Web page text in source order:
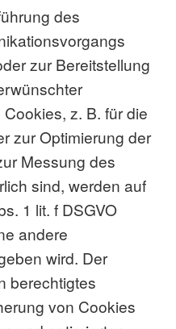
des
zur Bereitstellung
z. B. für die
zur Optimierung der
Messung des
sind, werden auf
1 lit. f DSGVO
andere
wird. Der
berechtigtes
von Cookies